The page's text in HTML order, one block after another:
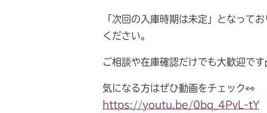
「次回の入庫時期は未定」となって
ください。
ご相談や在庫確認だけでも大歓迎です
気になる方はぜひ動画をチェック👀
https://youtu.be/0bq_4PvL-tY